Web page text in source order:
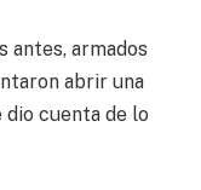
antes, armados
abrir una
dio cuenta de lo